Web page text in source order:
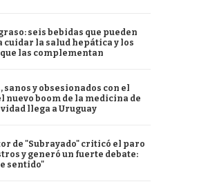
seis bebidas que pueden
cuidar la salud hepática y los
las complementan
sanos y obsesionados con el
nuevo boom de la medicina de
llega a Uruguay
de "Subrayado" criticó el paro
y generó un fuerte debate:
sentido"